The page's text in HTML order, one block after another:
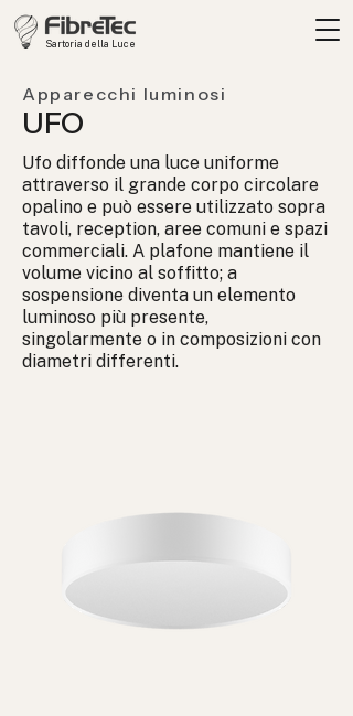
Sartoria della Luce
Apparecchi luminosi
UFO
Ufo diffonde una luce uniforme
attraverso il grande corpo circolare
opalino e può essere utilizzato sopra
tavoli, reception, aree comuni e spazi
commerciali. A plafone mantiene il
volume vicino al soffitto; a
sospensione diventa un elemento
luminoso più presente,
singolarmente o in composizioni con
diametri differenti.